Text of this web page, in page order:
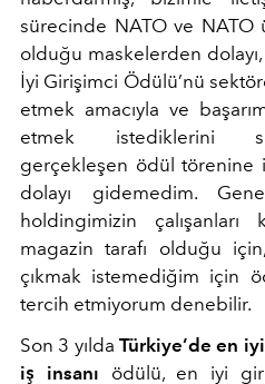
sürecinde NATO ve NATO
olduğu maskelerden
İyi Girişimci Ödülü’nü
etmek amacıyla ve
etmek istediklerini
gerçekleşen ödül törenine
dolayı gidemedim.
holdingimizin çalışanları
magazin tarafı olduğu
çıkmak istemediğim için
tercih etmiyorum denebilir.
Son 3 yıldaTürkiye’de en
iş insanı ödülü, en iyi